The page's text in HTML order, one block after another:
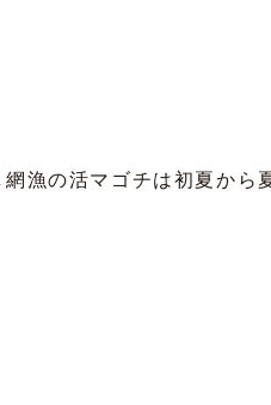
漁の活マゴチは初夏から